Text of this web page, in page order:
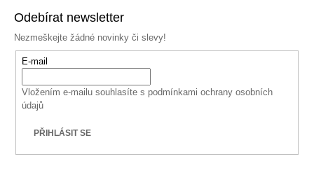
Odebírat newsletter
Nezmeškejte žádné novinky či slevy!
E-mail
Vložením e-mailu souhlasíte s podmínkami ochrany osobních
údajů
PŘIHLÁSIT SE